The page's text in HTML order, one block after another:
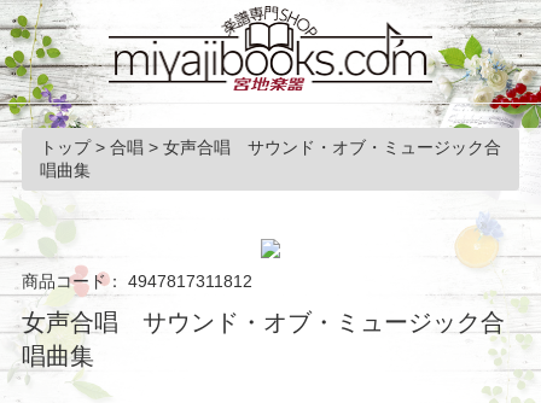
トップ> 合唱 > 女声合唱 サウンド・オブ・ミュージック合
唱曲集
商品コード： 4947817311812
女声合唱 サウンド・オブ・ミュージック合
唱曲集